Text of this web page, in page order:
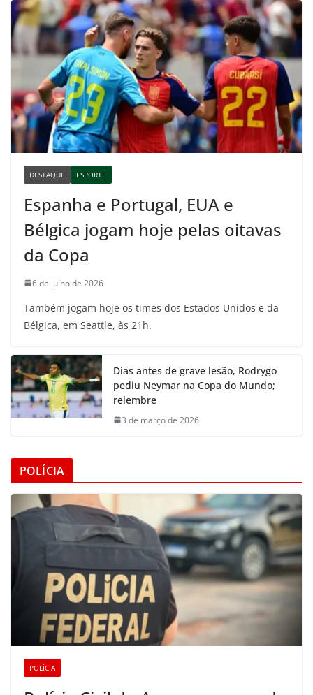
DESTAQUE ESPORTE
Espanha e Portugal, EUA e
Bélgica jogam hoje pelas oitavas
da Copa
6 de julho de 2026
Também jogam hoje os times dos Estados Unidos e da
Bélgica, em Seattle, às 21h.
Dias antes de grave lesão, Rodrygo
pediu Neymar na Copa do Mundo;
relembre
3 de março de 2026
POLÍCIA
POLÍCIA